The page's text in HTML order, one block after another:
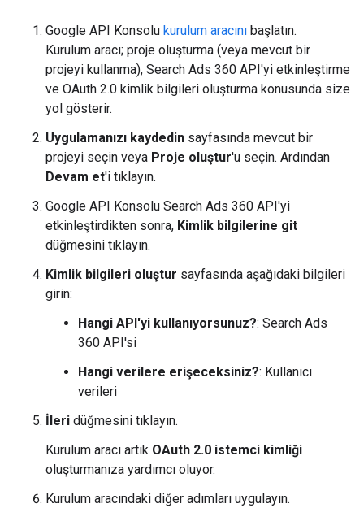
Google API Konsolu kurulum aracını başlatın.
Kurulum aracı; proje oluşturma (veya mevcut bir
projeyi kullanma), Search Ads 360 API'yi etkinleştirme
ve OAuth 2.0 kimlik bilgileri oluşturma konusunda size
yol gösterir.
Uygulamanızı kaydedin sayfasında mevcut bir
projeyi seçin veya Proje oluştur'u seçin. Ardından
Devam et'i tıklayın.
Google API Konsolu Search Ads 360 API'yi
etkinleştirdikten sonra, Kimlik bilgilerine git
düğmesini tıklayın.
Kimlik bilgileri oluştur sayfasında aşağıdaki bilgileri
girin:
Hangi API'yi kullanıyorsunuz?: Search Ads
360 API'si
Hangi verilere erişeceksiniz?: Kullanıcı
verileri
İleri düğmesini tıklayın.
Kurulum aracı artık OAuth 2.0 istemci kimliği
oluşturmanıza yardımcı oluyor.
Kurulum aracındaki diğer adımları uygulayın.